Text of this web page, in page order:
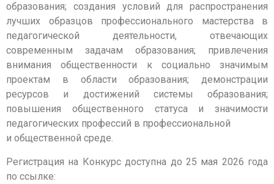
образования; создания условий для распространения
лучших образцов профессионального мастерства в
педагогической деятельности, отвечающих
современным задачам образования; привлечения
внимания общественности к социально значимым
проектам в области образования; демонстрации
ресурсов и достижений системы образования;
повышения общественного статуса и значимости
педагогических профессий в профессиональной
и общественной среде.
Регистрация на Конкурс доступна до 25 мая 2026 года
по ссылке: